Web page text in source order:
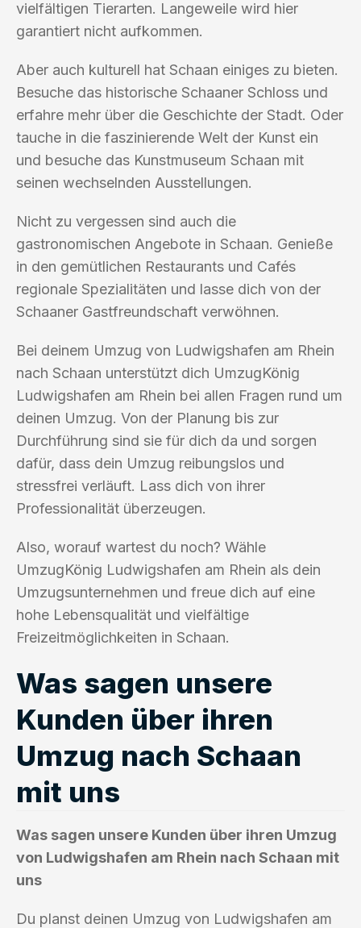
vielfältigen Tierarten. Langeweile wird hier
garantiert nicht aufkommen.
Aber auch kulturell hat Schaan einiges zu bieten.
Besuche das historische Schaaner Schloss und
erfahre mehr über die Geschichte der Stadt. Oder
tauche in die faszinierende Welt der Kunst ein
und besuche das Kunstmuseum Schaan mit
seinen wechselnden Ausstellungen.
Nicht zu vergessen sind auch die
gastronomischen Angebote in Schaan. Genieße
in den gemütlichen Restaurants und Cafés
regionale Spezialitäten und lasse dich von der
Schaaner Gastfreundschaft verwöhnen.
Bei deinem Umzug von Ludwigshafen am Rhein
nach Schaan unterstützt dich UmzugKönig
Ludwigshafen am Rhein bei allen Fragen rund um
deinen Umzug. Von der Planung bis zur
Durchführung sind sie für dich da und sorgen
dafür, dass dein Umzug reibungslos und
stressfrei verläuft. Lass dich von ihrer
Professionalität überzeugen.
Also, worauf wartest du noch? Wähle
UmzugKönig Ludwigshafen am Rhein als dein
Umzugsunternehmen und freue dich auf eine
hohe Lebensqualität und vielfältige
Freizeitmöglichkeiten in Schaan.
Was sagen unsere
Kunden über ihren
Umzug nach Schaan
mit uns
Was sagen unsere Kunden über ihren Umzug
von Ludwigshafen am Rhein nach Schaan mit
uns
Du planst deinen Umzug von Ludwigshafen am